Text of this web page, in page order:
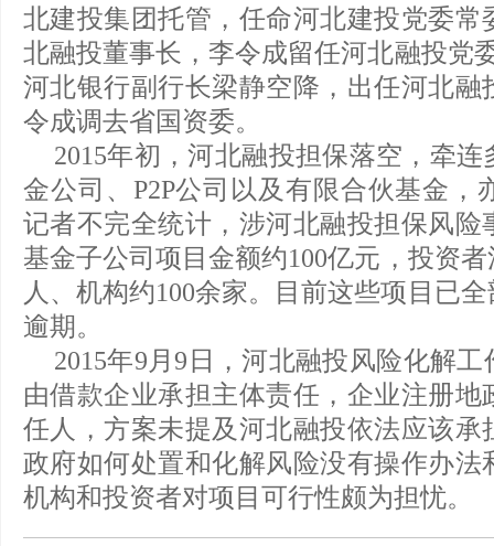
北建投集团托管，任命河北建投党委常
北融投董事长，李令成留任河北融投党
河北银行副行长梁静空降，出任河北融
令成调去省国资委。
2015年初，河北融投担保落空，牵
金公司、P2P公司以及有限合伙基金，
记者不完全统计，涉河北融投担保风险
基金子公司项目金额约100亿元，投资
人、机构约100余家。目前这些项目已
逾期。
2015年9月9日，河北融投风险化解
由借款企业承担主体责任，企业注册
任人，方案未提及河北融投依法应该承
政府如何处置和化解风险没有操作办法
机构和投资者对项目可行性颇为担忧。